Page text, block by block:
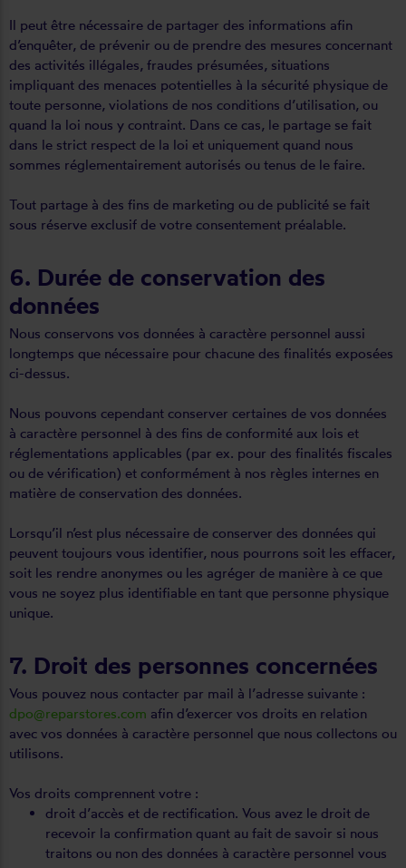
Il peut être nécessaire de partager des informations afin
d’enquêter, de prévenir ou de prendre des mesures concernant
des activités illégales, fraudes présumées, situations
impliquant des menaces potentielles à la sécurité physique de
toute personne, violations de nos conditions d’utilisation, ou
quand la loi nous y contraint. Dans ce cas, le partage se fait
dans le strict respect de la loi et uniquement quand nous
sommes réglementairement autorisés ou tenus de le faire.
Tout partage à des fins de marketing ou de publicité se fait
sous réserve exclusif de votre consentement préalable.
6. Durée de conservation des
données
Nous conservons vos données à caractère personnel aussi
longtemps que nécessaire pour chacune des finalités exposées
ci-dessus.
Nous pouvons cependant conserver certaines de vos données
à caractère personnel à des fins de conformité aux lois et
réglementations applicables (par ex. pour des finalités fiscales
ou de vérification) et conformément à nos règles internes en
matière de conservation des données.
Lorsqu’il n’est plus nécessaire de conserver des données qui
peuvent toujours vous identifier, nous pourrons soit les effacer,
soit les rendre anonymes ou les agréger de manière à ce que
vous ne soyez plus identifiable en tant que personne physique
unique.
7. Droit des personnes concernées
Vous pouvez nous contacter par mail à l’adresse suivante :
dpo@reparstores.com afin d’exercer vos droits en relation
avec vos données à caractère personnel que nous collectons ou
utilisons.
Vos droits comprennent votre :
droit d’accès et de rectification. Vous avez le droit de
recevoir la confirmation quant au fait de savoir si nous
traitons ou non des données à caractère personnel vous